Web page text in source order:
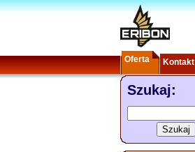
Oferta Kontakt
Szukaj: